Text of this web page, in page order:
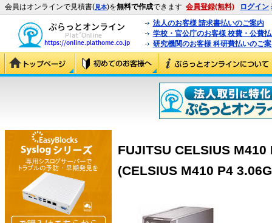
会員はオンラインで見積書(見本)を無料で作成できます 会員登録(無料) ログイン
法人のお客様 請求書払いのご案内
学校・官公庁のお客様 校費・公費
研究機関のお客様 科研費払いのご
FUJITSU CELSIUS
(CELSIUS M410 P4